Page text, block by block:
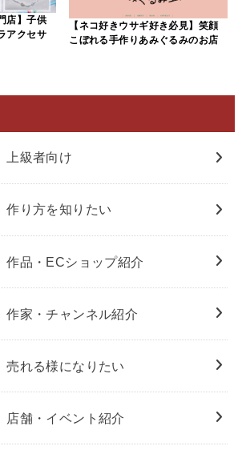
店】子供
アクセサ
【ネコ好きウサギ好き必見】笑顔
こぼれる手作りあみぐるみのお店
上級者向け
作り方を知りたい
作品・ECショップ紹介
作家・チャンネル紹介
売れる様になりたい
店舗・イベント紹介